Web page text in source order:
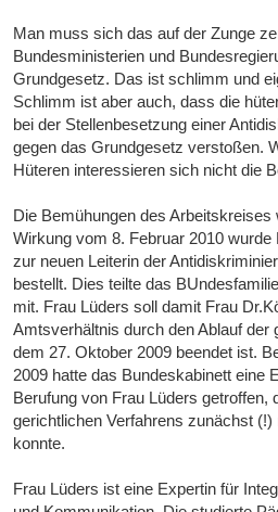
Man muss sich das auf der Zunge
Bundesministerien und
Grundgesetz. Das ist schlimm und
Schlimm ist aber auch, dass die
bei der Stellenbesetzung einer
gegen das Grundgesetz verstoßen.
Hüteren interessieren sich nicht die
Die Bemühungen des Arbeitskreises
Wirkung vom 8. Februar 2010
zur neuen Leiterin der
bestellt. Dies teilte das
mit. Frau Lüders soll damit Frau
Amtsverhältnis durch den Ablauf der
dem 27. Oktober 2009 beendet ist.
2009 hatte das Bundeskabinett eine
Berufung von Frau Lüders getroffen,
gerichtlichen Verfahrens zunächst
konnte.
Frau Lüders ist eine Expertin für